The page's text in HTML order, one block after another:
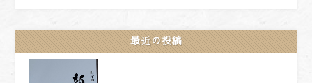
最近の投稿